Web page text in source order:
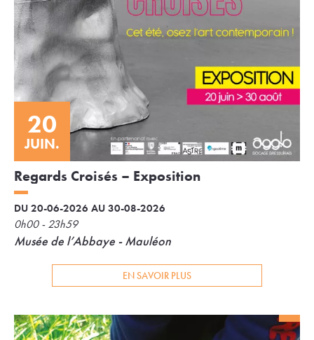
20
JUIN.
Regards Croisés – Exposition
DU 20-06-2026 AU 30-08-2026
0h00 - 23h59
Musée de l’Abbaye - Mauléon
EN SAVOIR PLUS